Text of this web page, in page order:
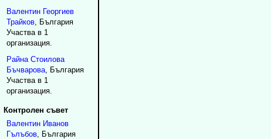
Валентин Георгиев
Трайков, България
Участва в 1
организация.
Райна Стоилова
Бъчварова, България
Участва в 1
организация.
Контролен съвет
Валентин Иванов
Гълъбов, България